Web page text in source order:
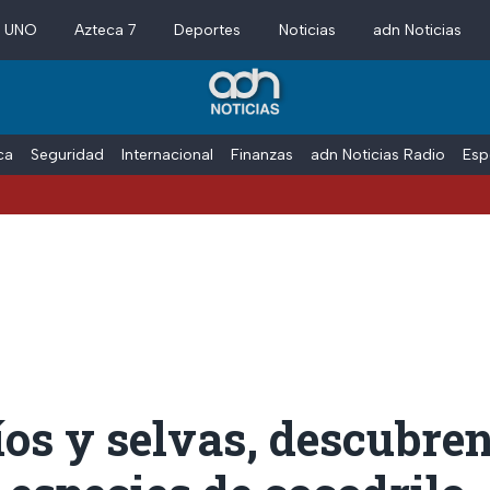
Azteca 7 Deportes Noticias adn Noticias
Seguridad Internacional Finanzas adn Noticias Radio
y selvas,